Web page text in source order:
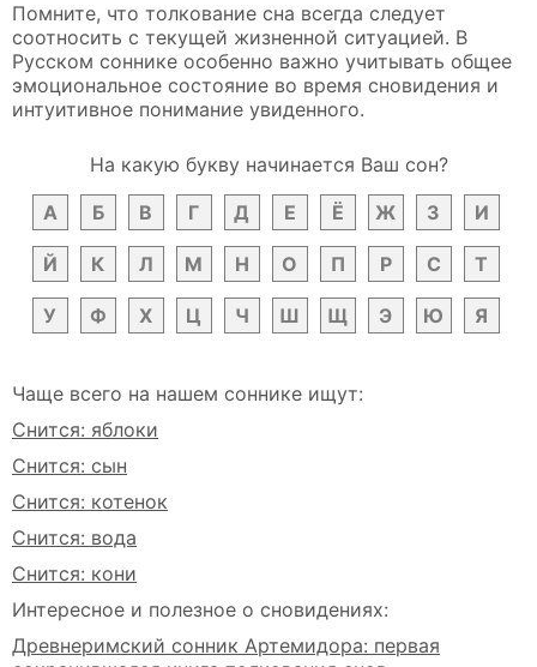
Помните, что толкование сна всегда следует
соотносить с текущей жизненной ситуацией. В
Русском соннике особенно важно учитывать общее
эмоциональное состояние во время сновидения и
интуитивное понимание увиденного.
На какую букву начинается Ваш сон?
А
Б В Г Д Е Ё Ж З И
Й К Л М Н О П Р С Т
У Ф Х Ц Ч Ш Щ Э Ю Я
Чаще всего на нашем соннике ищут:
Снится: яблоки
Снится: сын
Снится: котенок
Снится: вода
Снится: кони
Интересное и полезное о сновидениях:
Древнеримский сонник Артемидора: первая